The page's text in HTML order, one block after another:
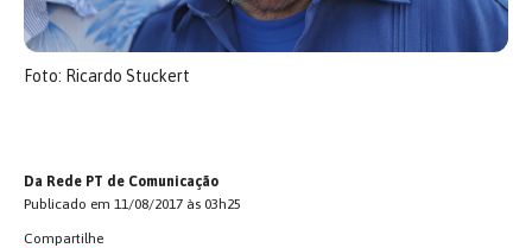
Foto: Ricardo Stuckert
Da Rede PT de Comunicação
Publicado em 11/08/2017 às 03h25
Compartilhe